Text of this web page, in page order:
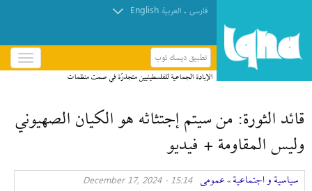
فارسی . العربیة English
تطبيق ديسك توب
باز
و
منو
الإبادة الجماعية للفلسطينيين متجذرّة في صمت منظمات
قائد الثورة: من سيتم إجتثاثه هو الكيان الصهيوني
وليس المقاومة + فيديو
سیاسیة و اجتماعیة » عمومی 15:14 - December 17, 2024